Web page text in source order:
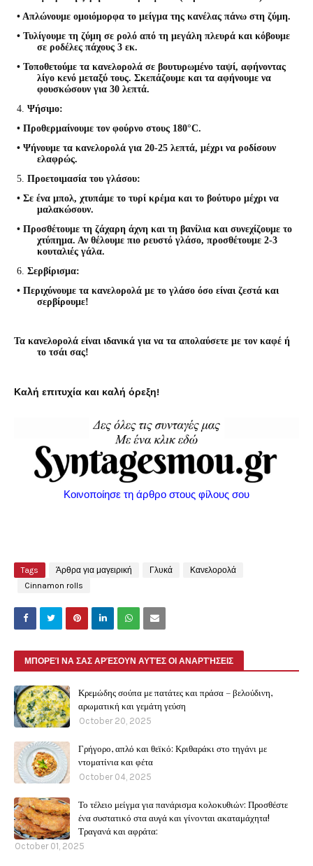
• Απλώνουμε ομοιόμορφα το μείγμα της κανέλας πάνω στη ζύμη.
• Τυλίγουμε τη ζύμη σε ρολό από τη μεγάλη πλευρά και κόβουμε
σε ροδέλες πάχους 3 εκ.
• Τοποθετούμε τα κανελορολά σε βουτυρωμένο ταψί, αφήνοντας
λίγο κενό μεταξύ τους. Σκεπάζουμε και τα αφήνουμε να
φουσκώσουν για 30 λεπτά.
4. Ψήσιμο:
• Προθερμαίνουμε τον φούρνο στους 180°C.
• Ψήνουμε τα κανελορολά για 20-25 λεπτά, μέχρι να ροδίσουν
ελαφρώς.
5. Προετοιμασία του γλάσου:
• Σε ένα μπολ, χτυπάμε το τυρί κρέμα και το βούτυρο μέχρι να
μαλακώσουν.
• Προσθέτουμε τη ζάχαρη άχνη και τη βανίλια και συνεχίζουμε το
χτύπημα. Αν θέλουμε πιο ρευστό γλάσο, προσθέτουμε 2-3
κουταλιές γάλα.
6. Σερβίρισμα:
• Περιχύνουμε τα κανελορολά με το γλάσο όσο είναι ζεστά και
σερβίρουμε!
Τα κανελορολά είναι ιδανικά για να τα απολαύσετε με τον καφέ ή
το τσάι σας!
Καλή επιτυχία και καλή όρεξη!
Κοινοποίησε τη άρθρο στους φίλους σου
Tags Άρθρα για μαγειρική Γλυκά
Κανελορολά
Cinnamon rolls
ΜΠΟΡΕΊ ΝΑ ΣΑΣ ΑΡΈΣΟΥΝ ΑΥΤΈΣ ΟΙ ΑΝΑΡΤΉΣΕΙΣ
Κρεμώδης σούπα με πατάτες και πράσα – βελούδινη,
αρωματική και γεμάτη γεύση
October 20, 2025
Γρήγορο, απλό και θεϊκό: Κριθαράκι στο τηγάνι με
ντοματίνια και φέτα
October 04, 2025
Το τέλειο μείγμα για πανάρισμα κολοκυθιών: Προσθέστε
ένα συστατικό στα αυγά και γίνονται ακαταμάχητα!
Τραγανά και αφράτα:
October 01, 2025